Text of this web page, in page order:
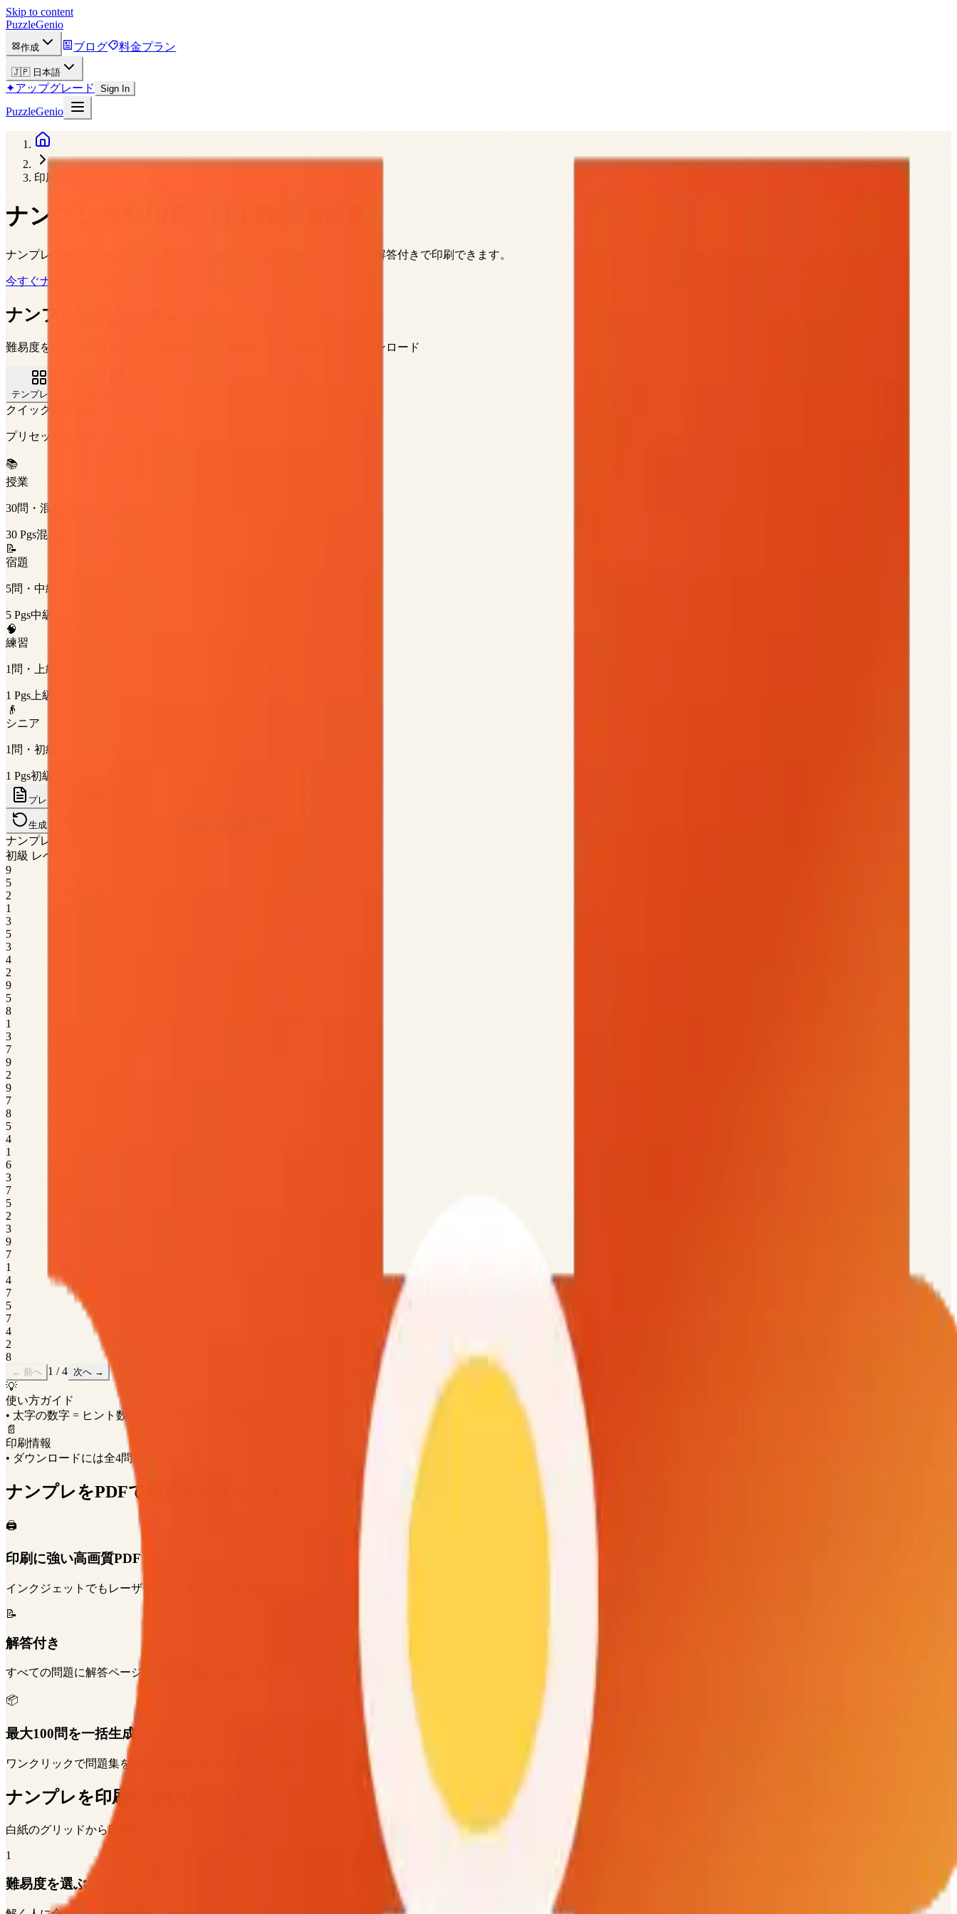
Skip to content
PuzzleGenio
作成 ブログ 料金プラン
🇯🇵 日本語
✦アップグレード Sign In
PuzzleGenio
印刷用数独パズル
ナンプレ無料印刷 - PDF数独問題集
ナンプレのPDFを数秒で作成。難易度を選んで最大100問を一括生成し、解答付きで印刷できます。
今すぐナンプレを印刷
ナンプレ印刷ジェネレーター
難易度を選び、最大100問を一括生成して、解答付きの印刷用PDFをダウンロード
テンプレート
クイックシナリオ
プリセットを選んですぐに始める
📚
授業
30問・混合難度
30 Pgs混合
📝
宿題
5問・中級
5 Pgs中級
🧠
練習
1問・上級
1 Pgs 上級
👴
シニア
1問・初級・大文字
1 Pgs初級
プレビュー
生成
ナンプレ問題 #1
初級 レベル
9
5
2
1
3
5
3
4
2
9
5
8
1
3
7
9
2
9
7
8
5
4
1
6
3
7
5
2
3
9
7
1
4
7
5
7
4
2
8
← 前へ 1 /4 次へ →
💡
使い方ガイド
• 太字の数字 = ヒント数字
📄
印刷情報
• ダウンロードには全4問が含まれます
ナンプレをPDFで印刷するメリット
🖨️
印刷に強い高画質PDF
インクジェットでもレーザーでも、線がにじまず数字がくっきり印刷できる高解像度のグリッドです。
📝
解答付き
すべての問題に解答ページが付属。答え合わせや教室での採点も一瞬で完了します。
📦
最大100問を一括生成
ワンクリックで問題集を丸ごと作成。クラス全員分、旅行用のファイル、1週間分の脳トレにも最適です。
ナンプレを印刷する4ステップ
白紙のグリッドから印刷用プリントまで1分もかかりません
1
難易度を選ぶ